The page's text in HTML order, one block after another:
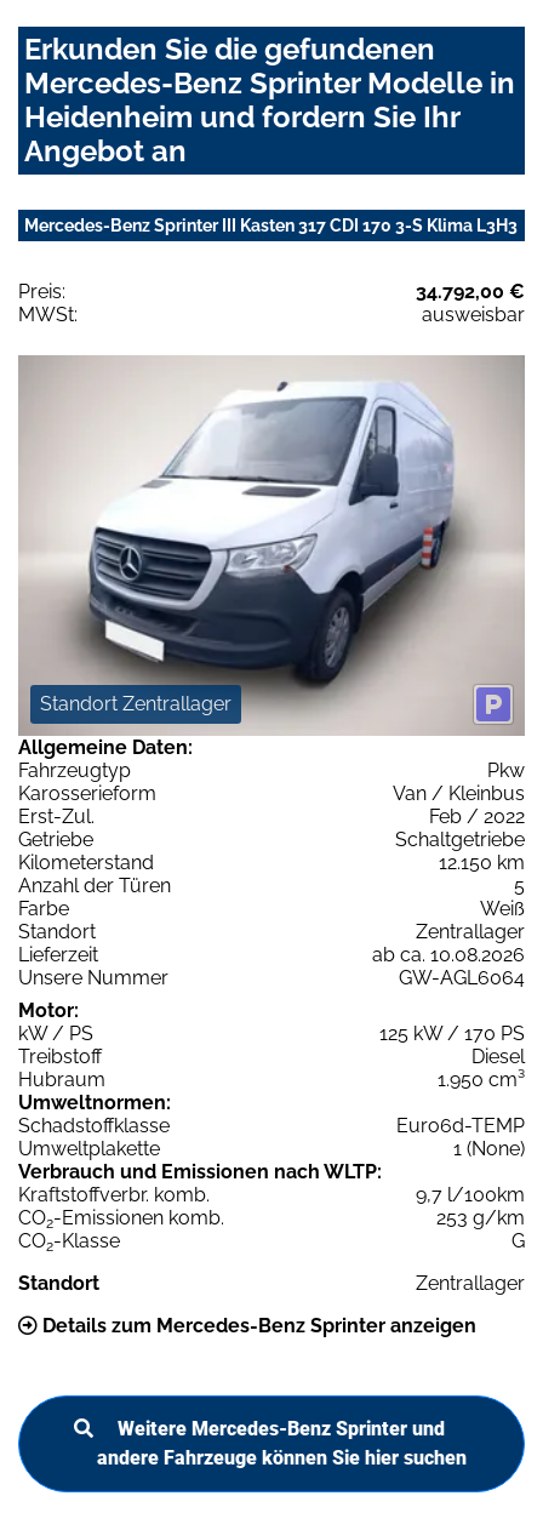
Erkunden Sie die gefundenen
Mercedes-Benz Sprinter Modelle in
Heidenheim und fordern Sie Ihr
Angebot an
Mercedes-Benz Sprinter III Kasten 317 CDI 170 3-S Klima L3H3
Preis:
34.792,00 €
MWSt:
ausweisbar
Standort Zentrallager
Allgemeine Daten:
Fahrzeugtyp
Pkw
Karosserieform
Van / Kleinbus
Erst-Zul.
Feb / 2022
Getriebe
Schaltgetriebe
Kilometerstand
12.150 km
Anzahl der Türen
5
Farbe
Weiß
Standort
Zentrallager
Lieferzeit
ab ca. 10.08.2026
Unsere Nummer
GW-AGL6064
Motor:
kW / PS
125 kW / 170 PS
Treibstoff
Diesel
Hubraum
1.950 cm³
Umweltnormen:
Schadstoffklasse
Euro6d-TEMP
Umweltplakette
1 (None)
Verbrauch und Emissionen nach WLTP:
Kraftstoffverbr. komb.
9,7 l/100km
CO2-Emissionen komb.
253 g/km
CO2-Klasse
G
Standort
Zentrallager
Details zum Mercedes-Benz Sprinter anzeigen
Weitere Mercedes-Benz Sprinter und
andere Fahrzeuge können Sie hier suchen